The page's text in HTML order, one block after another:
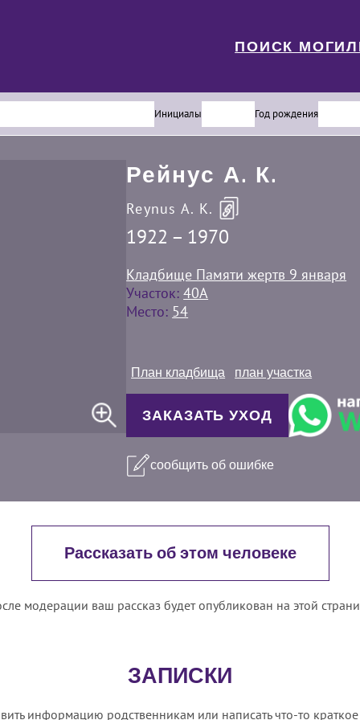
ПОИСК
Инициалы Год рождения
Рейнус А. К.
Reynus A. K.
1922 – 1970
Кладбище Памяти жертв 9 января
Участок: 40A
Место: 54
План кладбища план участка
ЗАКАЗАТЬ УХОД
сообщить об ошибке
Рассказать об этом человеке
модерации ваш рассказ будет опубликован на этой
ЗАПИСКИ
информацию родственникам или написать что-то